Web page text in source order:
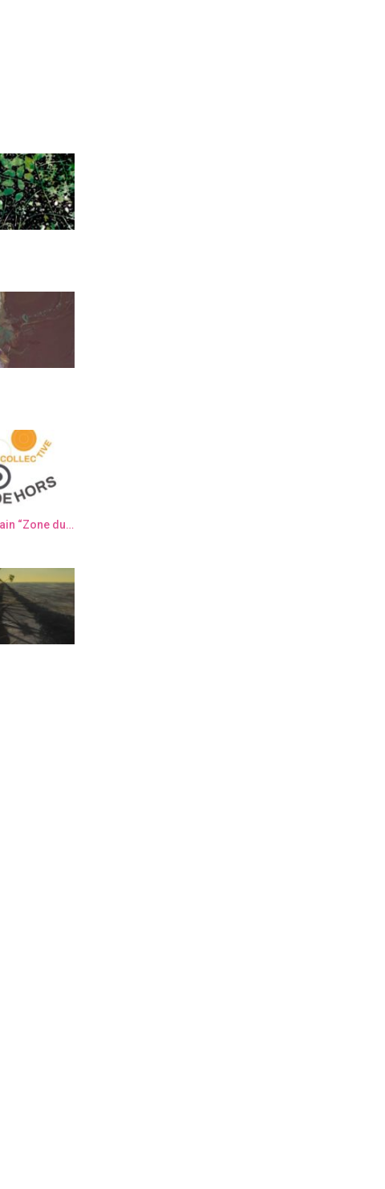
Semaine de l’Art Contemporain “Zone du dehors” – Elsa Muller & Elisa Sanchez